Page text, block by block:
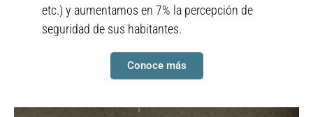
etc.) y aumentamos en 7% la percepción de
seguridad de sus habitantes.
Conoce más